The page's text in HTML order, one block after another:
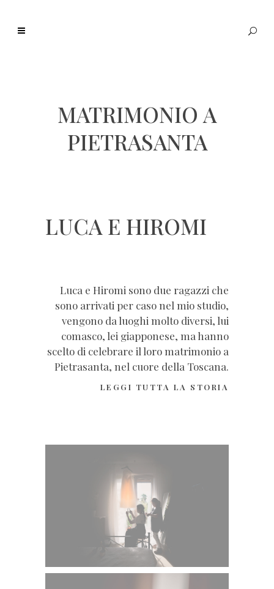
MATRIMONIO A
PIETRASANTA
LUCA E HIROMI
Luca e Hiromi sono due ragazzi che
sono arrivati per caso nel mio studio,
vengono da luoghi molto diversi, lui
comasco, lei giapponese, ma hanno
scelto di celebrare il loro matrimonio a
Pietrasanta, nel cuore della Toscana.
LEGGI TUTTA LA STORIA